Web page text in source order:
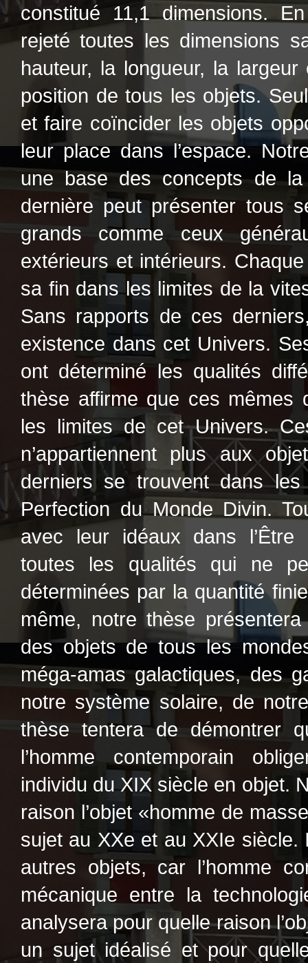
constitué 11,1 dimensions.
rejeté toutes les dimensions
hauteur, la longueur, la
position de tous les objets.
et faire coïncider les objets
leur place dans l’espace.
une base des concepts de la
dernière peut présenter tous
grands comme ceux
extérieurs et intérieurs.
sa fin dans les limites de la
Sans rapports de ces
existence dans cet Univers.
ont déterminé les qualités
thèse affirme que ces mêmes
les limites de cet Univers.
n’appartiennent plus aux
derniers se trouvent dans
Perfection du Monde Divin.
avec leur idéaux dans
toutes les qualités qui ne
déterminées par la quantité
même, notre thèse
des objets de tous les
méga-amas galactiques, des
notre système solaire, de
thèse tentera de démontrer
l’homme contemporain
individu du XIX siècle en objet.
raison l’objet «homme de
sujet au XXe et au XXIe siècle.
autres objets, car l’homme
mécanique entre la
analysera pour quelle raison
un sujet idéalisé et pour